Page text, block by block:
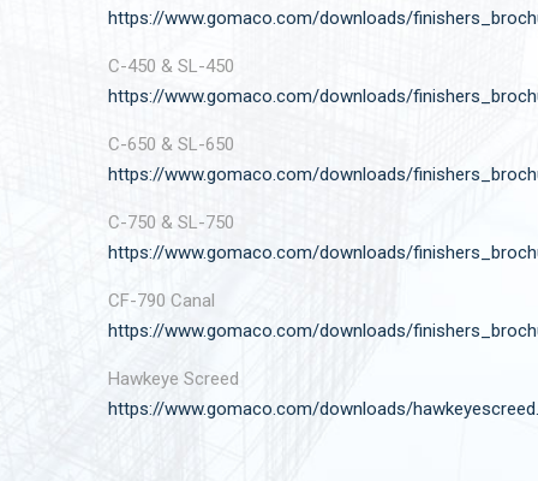
https://www.gomaco.com/downloads/
C-450 & SL-450
https://www.gomaco.com/downloads/
C-650 & SL-650
https://www.gomaco.com/downloads/
C-750 & SL-750
https://www.gomaco.com/downloads/
CF-790 Canal
https://www.gomaco.com/downloads/
Hawkeye Screed
https://www.gomaco.com/downloads/